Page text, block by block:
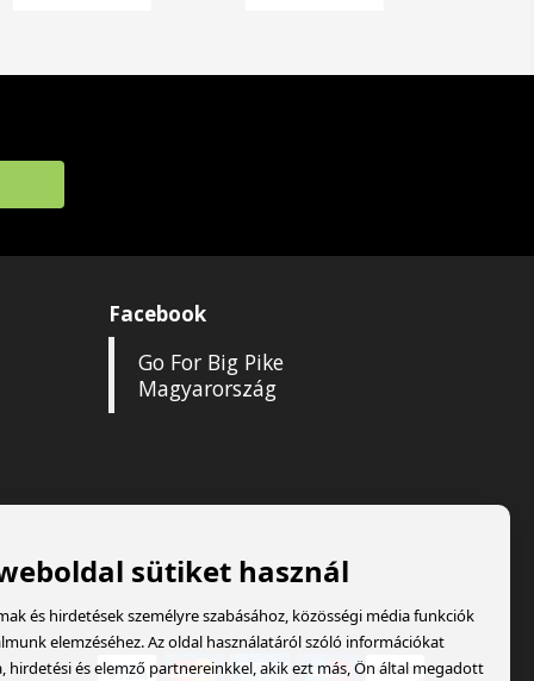
Facebook
Go For Big Pike
Magyarország
sütiket használ
és hirdetések személyre szabásához, közösségi média funkciók
elemzéséhez. Az oldal használatáról szóló információkat
hirdetési és elemző partnereinkkel, akik ezt más, Ön által megadott